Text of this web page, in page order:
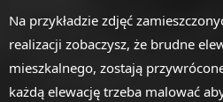
Na przykładzie zdjęć
realizacji zobaczysz, że brudne
mieszkalnego, zostają
każdą elewację trzeba malować